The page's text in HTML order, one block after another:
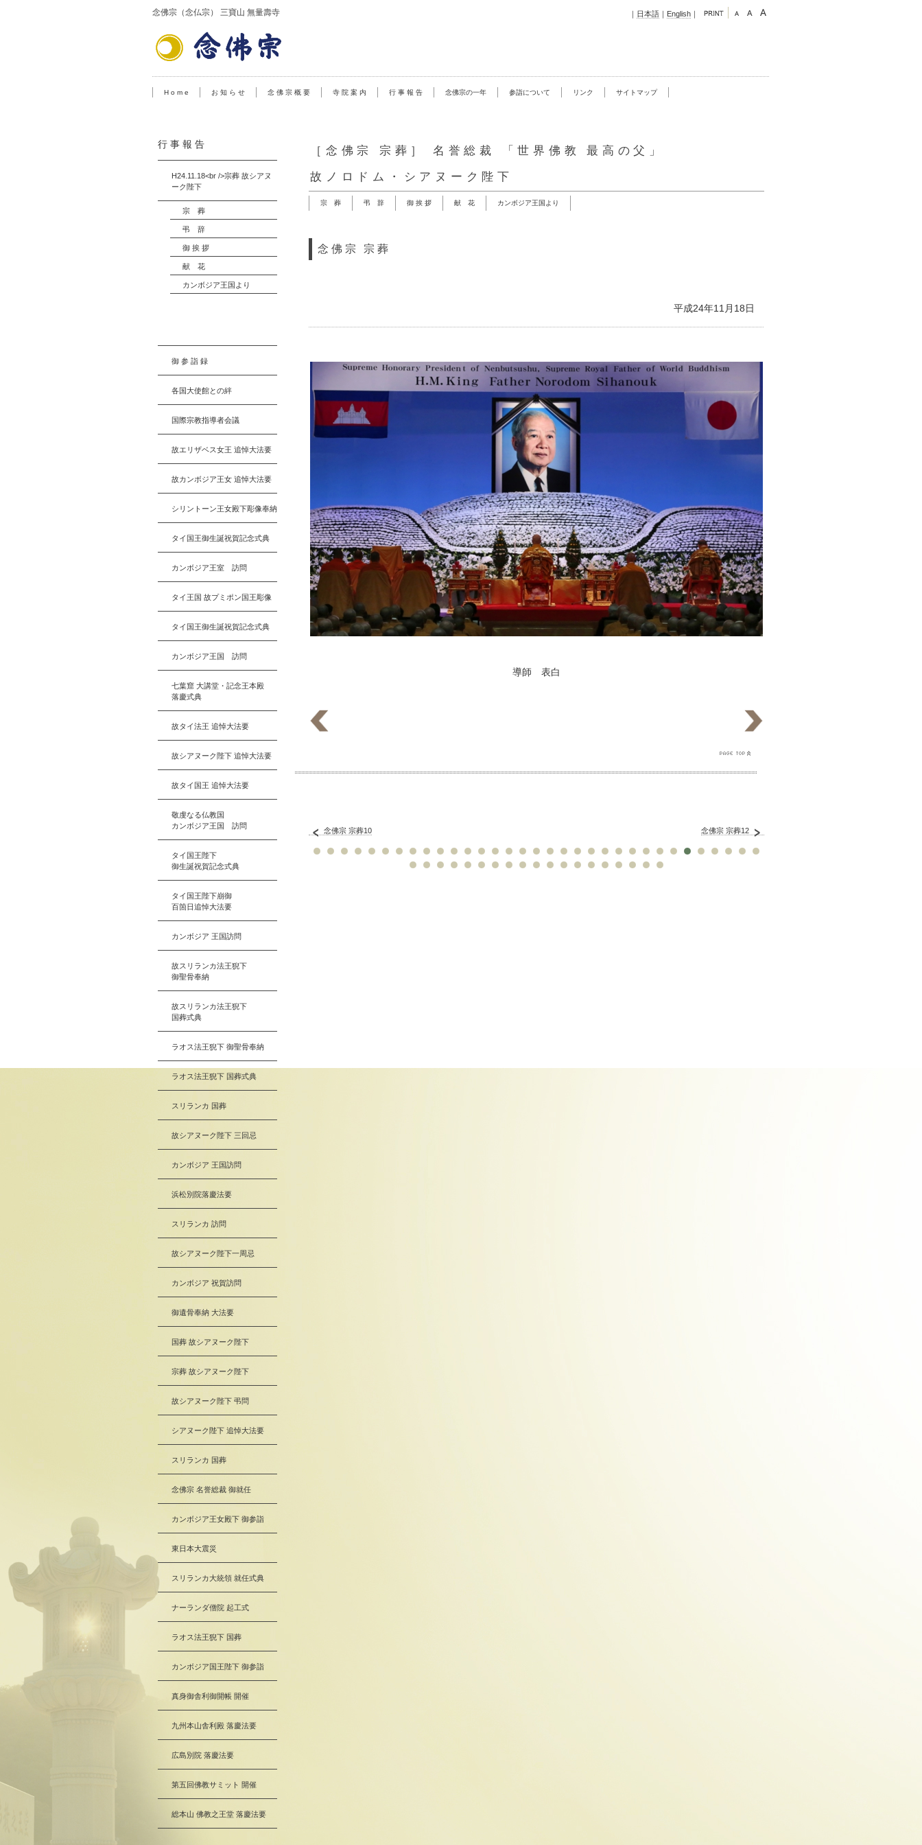
念佛宗（念仏宗） 三寶山 無量壽寺 ｜ 日本語 ｜ English ｜
H o m e お 知 ら せ 念 佛 宗 概 要 寺 院 案 内 行 事 報 告 念佛宗の一年 参詣について リンク サイトマップ
［念佛宗 宗葬］ 名誉総裁 「世界佛教 最高の父」
故ノロドム・シアヌーク陛下
宗 葬 弔 辞 御 挨 拶 献 花 カンボジア王国より
念佛宗 宗葬
平成24年11月18日
導師 表白
念佛宗 宗葬10 念佛宗 宗葬12
行 事 報 告
H24.11.18<br />宗葬 故シアヌ
ーク陛下
宗 葬
弔 辞
御 挨 拶
献 花
カンボジア王国より
御 参 詣 録
各国大使館との絆
国際宗教指導者会議
故エリザベス女王 追悼大法要
故カンボジア王女 追悼大法要
シリントーン王女殿下彫像奉納
タイ国王御生誕祝賀記念式典
カンボジア王室 訪問
タイ王国 故プミポン国王彫像
タイ国王御生誕祝賀記念式典
カンボジア王国 訪問
七葉窟 大講堂・記念王本殿
落慶式典
故タイ法王 追悼大法要
故シアヌーク陛下 追悼大法要
故タイ国王 追悼大法要
敬虔なる仏教国
カンボジア王国 訪問
タイ国王陛下
御生誕祝賀記念式典
タイ国王陛下崩御
百箇日追悼大法要
カンボジア 王国訪問
故スリランカ法王猊下
御聖骨奉納
故スリランカ法王猊下
国葬式典
ラオス法王猊下 御聖骨奉納
ラオス法王猊下 国葬式典
スリランカ 国葬
故シアヌーク陛下 三回忌
カンボジア 王国訪問
浜松別院落慶法要
スリランカ 訪問
故シアヌーク陛下一周忌
カンボジア 祝賀訪問
御遺骨奉納 大法要
国葬 故シアヌーク陛下
宗葬 故シアヌーク陛下
故シアヌーク陛下 弔問
シアヌーク陛下 追悼大法要
スリランカ 国葬
念佛宗 名誉総裁 御就任
カンボジア王女殿下 御参詣
東日本大震災
スリランカ大統領 就任式典
ナーランダ僧院 起工式
ラオス法王猊下 国葬
カンボジア国王陛下 御参詣
真身御舎利御開帳 開催
九州本山舎利殿 落慶法要
広島別院 落慶法要
第五回佛教サミット 開催
総本山 佛教之王堂 落慶法要